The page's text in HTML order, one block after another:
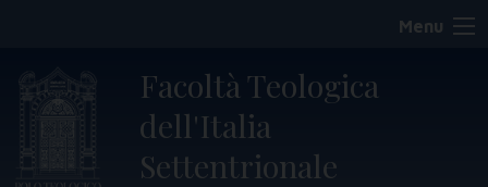
content
Menu
Facoltà Teologica
dell'Italia
Settentrionale